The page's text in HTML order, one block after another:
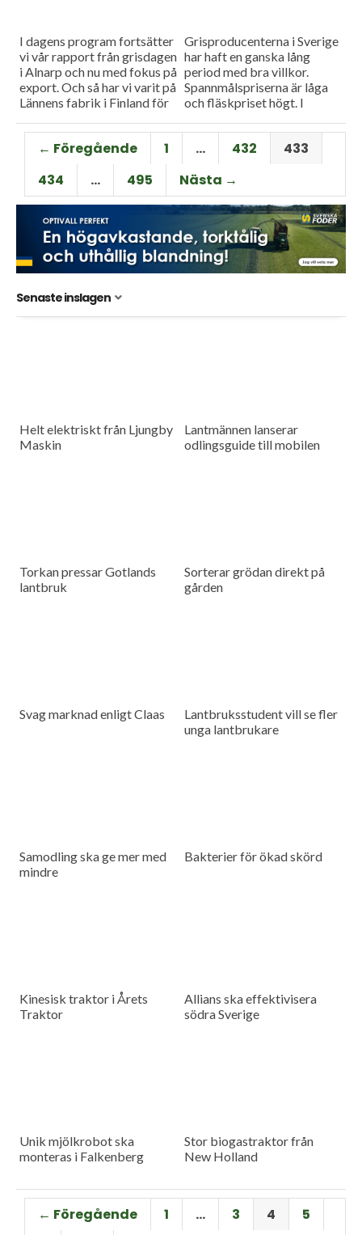
I dagens program fortsätter
vi vår rapport från grisdagen
i Alnarp och nu med fokus på
export. Och så har vi varit på
Lännens fabrik i Finland för
Grisproducenterna i Sverige
har haft en ganska lång
period med bra villkor.
Spannmålspriserna är låga
och fläskpriset högt. I
rapporterar vi från
grisdagen i Alnarp. Och så
tittar...
← Föregående 1 … 432
433
434
… 495 Nästa →
Senaste inslagen
Helt elektriskt från Ljungby
Maskin
Lantmännen lanserar
odlingsguide till mobilen
Torkan pressar Gotlands
lantbruk
Sorterar grödan direkt på
gården
Svag marknad enligt Claas
Lantbruksstudent vill se fler
unga lantbrukare
Samodling ska ge mer med
mindre
Bakterier för ökad skörd
Kinesisk traktor i Årets
Traktor
Allians ska effektivisera
södra Sverige
Unik mjölkrobot ska
monteras i Falkenberg
Stor biogastraktor från
New Holland
← Föregående 1 … 3 4
5